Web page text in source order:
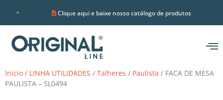
Clique aqui e baixe nosso catálogo de produtos
Início / LINHA UTILIDADES / Talheres / Paulista / FACA DE MESA
PAULISTA – SL0494